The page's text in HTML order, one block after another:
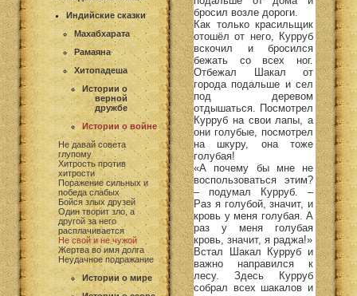
Индийские сказки
Махабхарата
Рамаяна
Хитопадеша
Истории о
верной
дружбе
Истории о войне
Не давай совета
глупому
Хитрость против
хитрости
Поражение сильных и
победа слабых
Бойся злых друзей
Один творит зло, а
другой за него
расплачивается
Не свой и не чужой
Жертва во имя долга
Неудачное подражание
Истории о мире
бросил возле дороги.
Как только красильщик
отошёл от него, Курруб
вскочил и бросился
бежать со всех ног.
Отбежал Шакал от
города подальше и сел
под деревом
отдышаться. Посмотрел
Курруб на свои лапы, а
они голубые, посмотрел
на шкуру, она тоже
голубая!
«А почему бы мне не
воспользоваться этим?
– подумал Курруб. –
Раз я голубой, значит, и
кровь у меня голубая. А
раз у меня голубая
кровь, значит, я раджа!»
Встал Шакал Курруб и
важно направился к
лесу. Здесь Курруб
собрал всех шакалов и